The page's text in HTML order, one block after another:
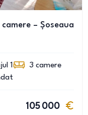
– Șoseaua
1 3 camere
105 000